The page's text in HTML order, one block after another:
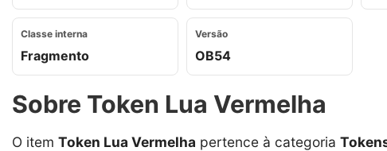
Classe interna
Fragmento
Versão
OB54
Sobre Token Lua Vermelha
O item Token Lua Vermelha pertence à categoria